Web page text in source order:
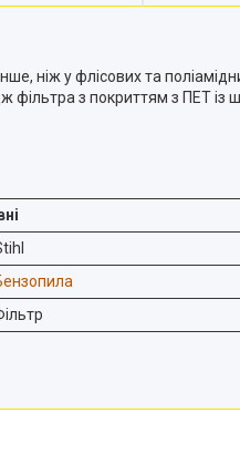
ніж у флісових та
фільтра з покриттям з ПЕТ